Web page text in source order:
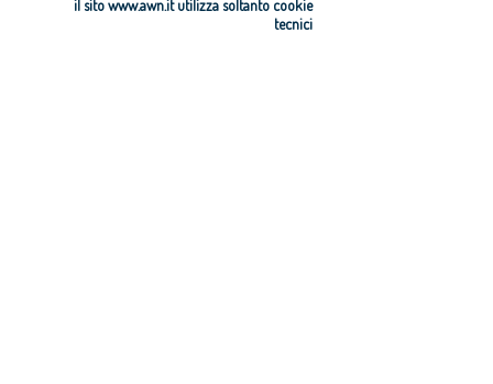
il sito www.awn.it utilizza soltanto cookie
tecnici